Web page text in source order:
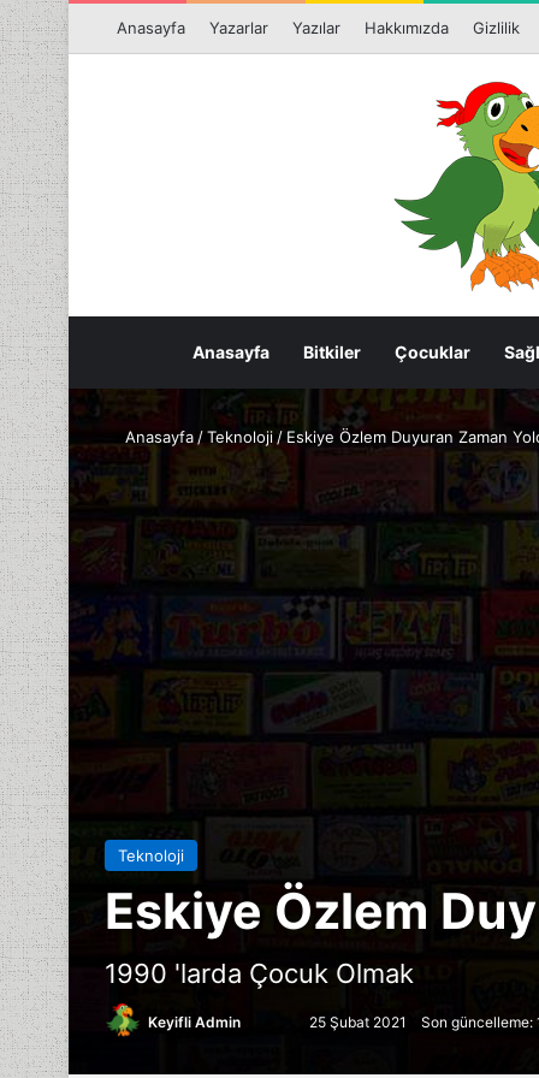
Anasayfa Yazarlar Yazılar Hakkımızda Gizlilik
Anasayfa Bitkiler Çocuklar
Anasayfa /Teknoloji / Eskiye Özlem Duyuran Zaman
Teknoloji
Eskiye Özlem
1990 'larda Çocuk Olmak
Keyifli Admin 25 Şubat 2021 Son güncelleme: